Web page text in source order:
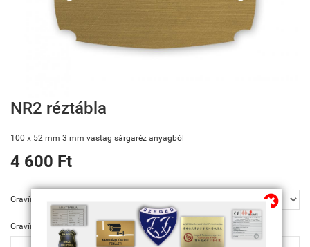
NR2 réztábla
100 x 52 mm 3 mm vastag sárgaréz anyagból
4 600 Ft
Gravírozás
Gravírozás szövege